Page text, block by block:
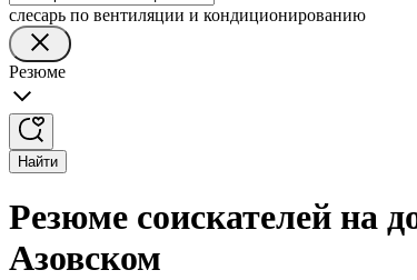
слесарь по вентиляции и кондиционированию
Резюме
Найти
Резюме соискателей на
Азовском